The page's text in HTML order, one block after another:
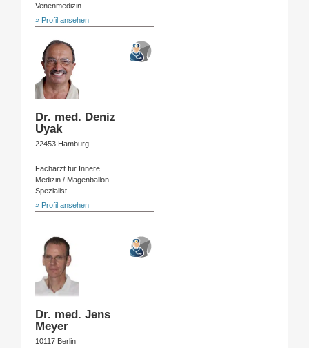
Venenmedizin
» Profil ansehen
Dr. med. Deniz
Uyak
22453 Hamburg
Facharzt für Innere
Medizin / Magenballon-
Spezialist
» Profil ansehen
Dr. med. Jens
Meyer
10117 Berlin